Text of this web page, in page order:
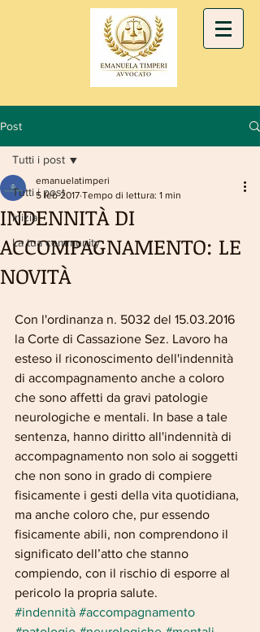
Post
Tutti i post
Inizia
La tua community
Tutti i post
INDENNITÀ DI
ACCOMPAGNAMENTO: LE
NOVITÀ
emanuelatimperi
5 feb 2017 Tempo di lettura: 1 min
Con l'ordinanza n. 5032 del 15.03.2016
la Corte di Cassazione Sez. Lavoro ha
esteso il riconoscimento dell'indennità
di accompagnamento anche a coloro
che sono affetti da gravi patologie
neurologiche e mentali. In base a tale
sentenza, hanno diritto all'indennità di
accompagnamento non solo ai soggetti
che non sono in grado di compiere
fisicamente i gesti della vita quotidiana,
ma anche coloro che, pur essendo
fisicamente abili, non comprendono il
significato dell’atto che stanno
compiendo, con il rischio di esporre al
pericolo la propria salute.
#indennità #accompagnamento